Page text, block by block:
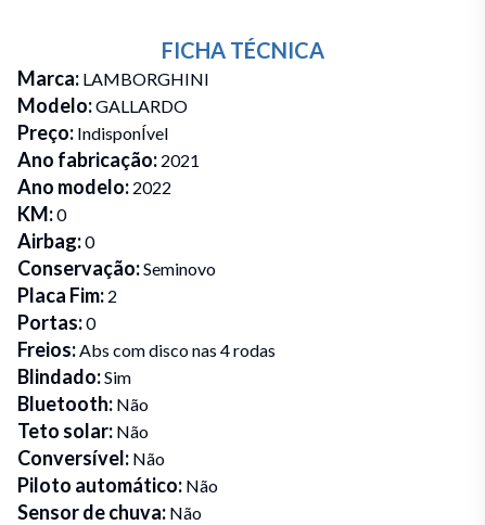
FICHA TÉCNICA
Marca: LAMBORGHINI
Modelo:GALLARDO
Preço: IndisponÍvel
Ano fabricação: 2021
Ano modelo: 2022
KM:0
Airbag:0
Conservação:Seminovo
Placa Fim: 2
Portas:0
Freios:Abs com disco nas 4 rodas
Blindado:Sim
Bluetooth: Não
Teto solar: Não
Conversível: Não
Piloto automático: Não
Sensor de chuva: Não